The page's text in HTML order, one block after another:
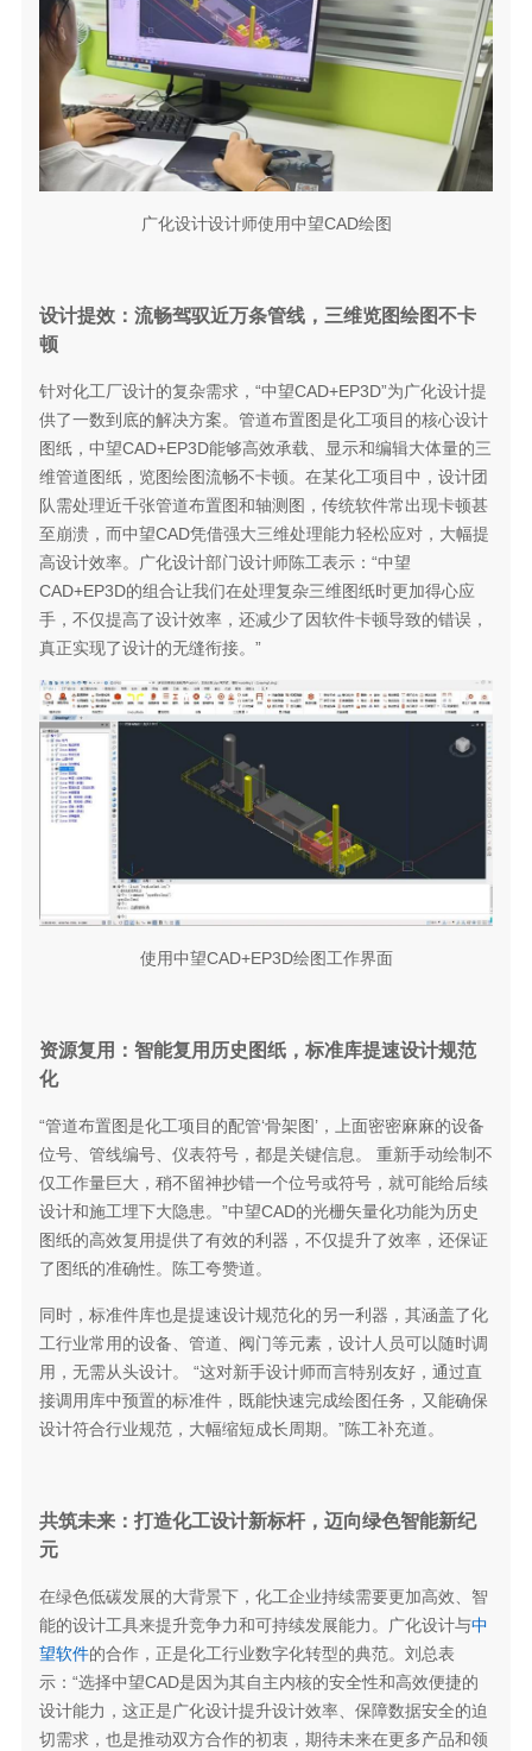
广化设计设计师使用中望CAD绘图
设计提效：流畅驾驭近万条管线，三维览图绘图不卡
顿
针对化工厂设计的复杂需求，“中望CAD+EP3D”为广化设计提
供了一数到底的解决方案。管道布置图是化工项目的核心设计
图纸，中望CAD+EP3D能够高效承载、显示和编辑大体量的三
维管道图纸，览图绘图流畅不卡顿。在某化工项目中，设计团
队需处理近千张管道布置图和轴测图，传统软件常出现卡顿甚
至崩溃，而中望CAD凭借强大三维处理能力轻松应对，大幅提
高设计效率。广化设计部门设计师陈工表示：“中望
CAD+EP3D的组合让我们在处理复杂三维图纸时更加得心应
手，不仅提高了设计效率，还减少了因软件卡顿导致的错误，
真正实现了设计的无缝衔接。”
使用中望CAD+EP3D绘图工作界面
资源复用：智能复用历史图纸，标准库提速设计规范
化
“管道布置图是化工项目的配管‘骨架图’，上面密密麻麻的设备
位号、管线编号、仪表符号，都是关键信息。 重新手动绘制不
仅工作量巨大，稍不留神抄错一个位号或符号，就可能给后续
设计和施工埋下大隐患。”中望CAD的光栅矢量化功能为历史
图纸的高效复用提供了有效的利器，不仅提升了效率，还保证
了图纸的准确性。陈工夸赞道。
同时，标准件库也是提速设计规范化的另一利器，其涵盖了化
工行业常用的设备、管道、阀门等元素，设计人员可以随时调
用，无需从头设计。 “这对新手设计师而言特别友好，通过直
接调用库中预置的标准件，既能快速完成绘图任务，又能确保
设计符合行业规范，大幅缩短成长周期。”陈工补充道。
共筑未来：打造化工设计新标杆，迈向绿色智能新纪
元
在绿色低碳发展的大背景下，化工企业持续需要更加高效、智
能的设计工具来提升竞争力和可持续发展能力。广化设计与中
望软件的合作，正是化工行业数字化转型的典范。刘总表
示：“选择中望CAD是因为其自主内核的安全性和高效便捷的
设计能力，这正是广化设计提升设计效率、保障数据安全的迫
切需求，也是推动双方合作的初衷，期待未来在更多产品和领